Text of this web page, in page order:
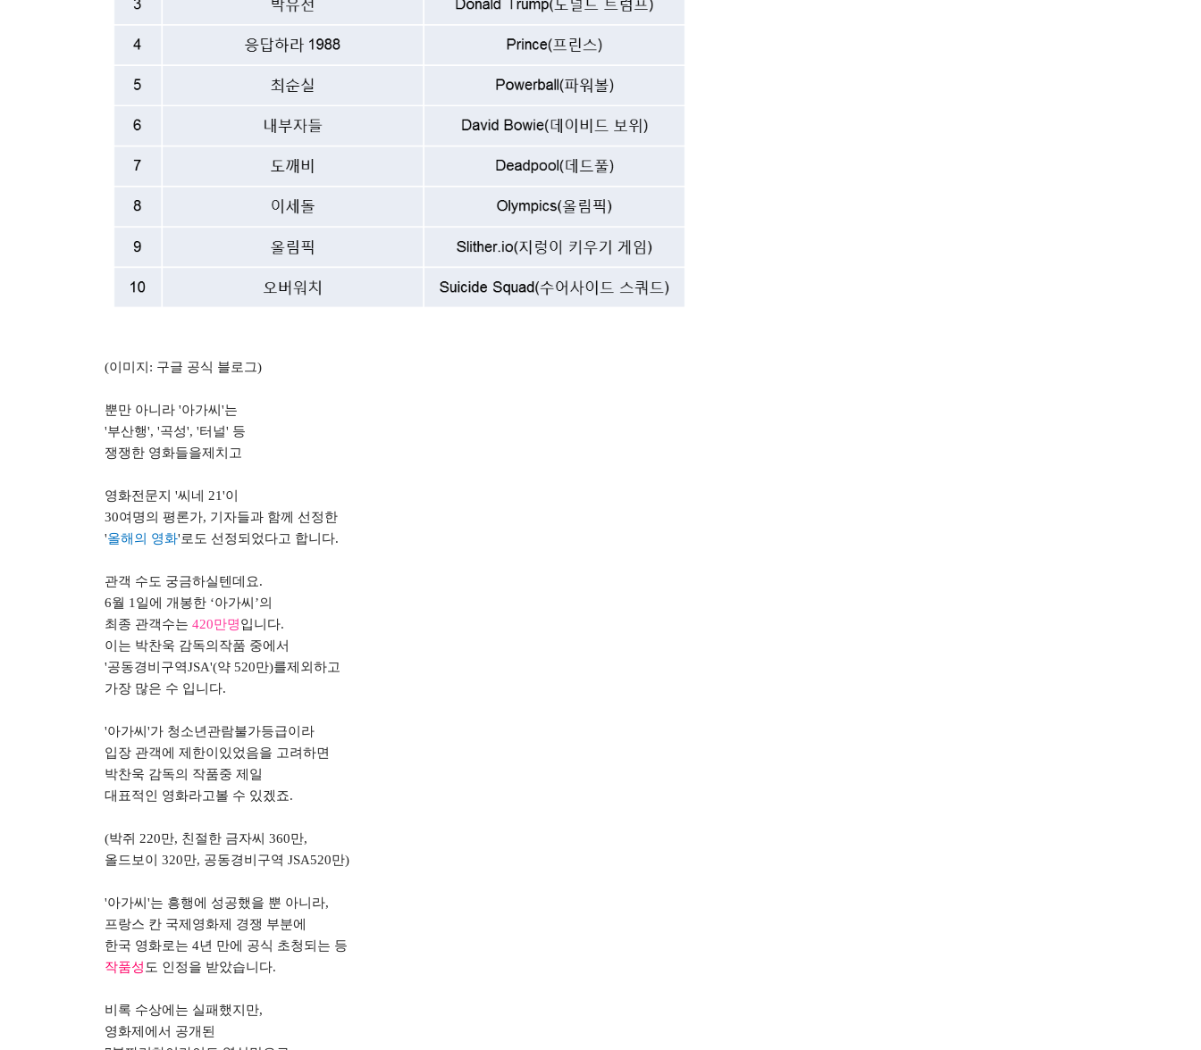
(이미지 : 구글 공식 블로그)
뿐만 아니라 '아가씨 '는
'부산행', '곡성', '터널' 등
쟁쟁한 영화들을제치고
영화전문지 '씨네 21'이
30여명의 평론가, 기자들과 함께 선정한
'올해의 영화'로도 선정되었다고 합니다.
관객 수도 궁금하실텐데요.
6월 1일에 개봉한 ‘아가씨 ’의
최종 관객수는 420만명입니다.
이는 박찬욱 감독의작품 중에서
'공동경비구역JSA'(약 520만)를제외하고
가장 많은 수 입니다.
'아가씨 '가 청소년관람불가등급이라
입장 관객에 제한이있었음을 고려하면
박찬욱 감독의 작품중 제일
대표적인 영화라고볼 수 있겠죠.
(박쥐 220만, 친절한 금자씨 360만,
올드보이
320만, 공동경비구역 JSA520만)
'아가씨 '는 흥행에 성공했을 뿐 아니라,
프랑스 칸 국제영화제 경쟁 부분에
한국 영화로는 4년 만에 공식 초청되는 등
작품성도 인정을 받았습니다.
비록 수상에는 실패했지만,
영화제에서 공개된